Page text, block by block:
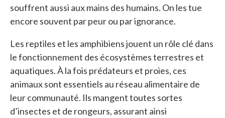
souffrent aussi aux mains des humains. On les tue
encore souvent par peur ou par ignorance.
Les reptiles et les amphibiens jouent un rôle clé dans
le fonctionnement des écosystèmes terrestres et
aquatiques. À la fois prédateurs et proies, ces
animaux sont essentiels au réseau alimentaire de
leur communauté. Ils mangent toutes sortes
d’insectes et de rongeurs, assurant ainsi